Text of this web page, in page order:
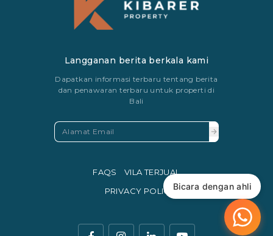
Langganan berita berkala kami
Dapatkan informasi terbaru tentang berita
dan penawaran terbaru untuk properti di
Bali
FAQS
VILA TERJUAL
PRIVACY POLICYBicara dengan ahli